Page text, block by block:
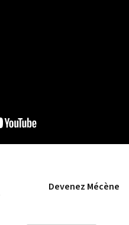
Devenez Mécène